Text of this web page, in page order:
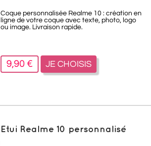
Coque personnalisée Realme 10 : création en
ligne de votre coque avec texte, photo, logo
ou image. Livraison rapide.
9,90 € JE CHOISIS
Etui Realme 10 personnalisé